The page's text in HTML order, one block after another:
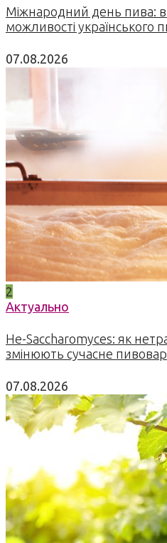
Міжнародний день пива:
можливості українського
07.08.2026
2
Актуально
Не-Saccharomyces: як
змінюють сучасне
07.08.2026